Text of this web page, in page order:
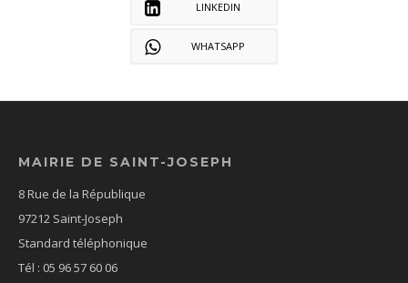
LINKEDIN
WHATSAPP
MAIRIE DE SAINT-JOSEPH
8 Rue de la République
97212 Saint-Joseph
Standard téléphonique
Tél : 05 96 57 60 06